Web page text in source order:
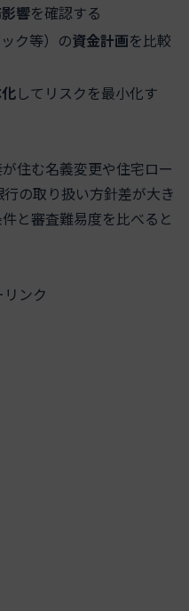
響を確認する
ク等）の資金計画を比較
してリスクを最小化す
住む名義変更や住宅ロー
の取り扱い方針差が大き
と審査難易度を比べると
ンク